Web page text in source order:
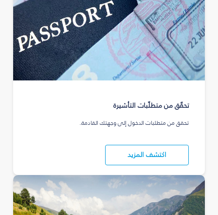
تحقّق من متطلّبات التأشيرة
تحقق من متطلبات الدخول إلى وجهتك القادمة.
اكتشف المزيد